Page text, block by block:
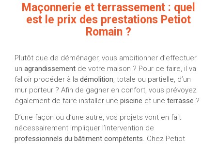
Maçonnerie et terrassement : quel
est le prix des prestations Petiot
Romain ?
Plutôt que de déménager, vous ambitionner d’effectuer
un agrandissement de votre maison ? Pour ce faire, il va
falloir procéder à la démolition, totale ou partielle, d’un
mur porteur ? Afin de gagner en confort, vous prévoyez
également de faire installer une piscine et une terrasse ?
D’une façon ou d’une autre, vos projets vont en fait
nécessairement impliquer l’intervention de
professionnels du bâtiment compétents. Chez Petiot